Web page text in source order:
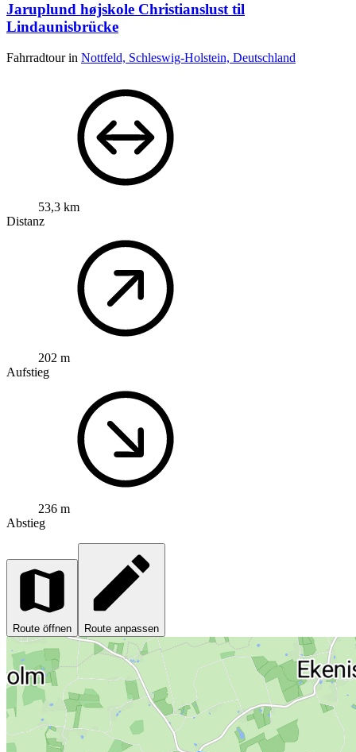
Jaruplund højskole Christianslust til
Lindaunisbrücke
Fahrradtour in Nottfeld, Schleswig-Holstein, Deutschland
53,3 km
Distanz
202 m
Aufstieg
236 m
Abstieg
Route öffnen Route anpassen